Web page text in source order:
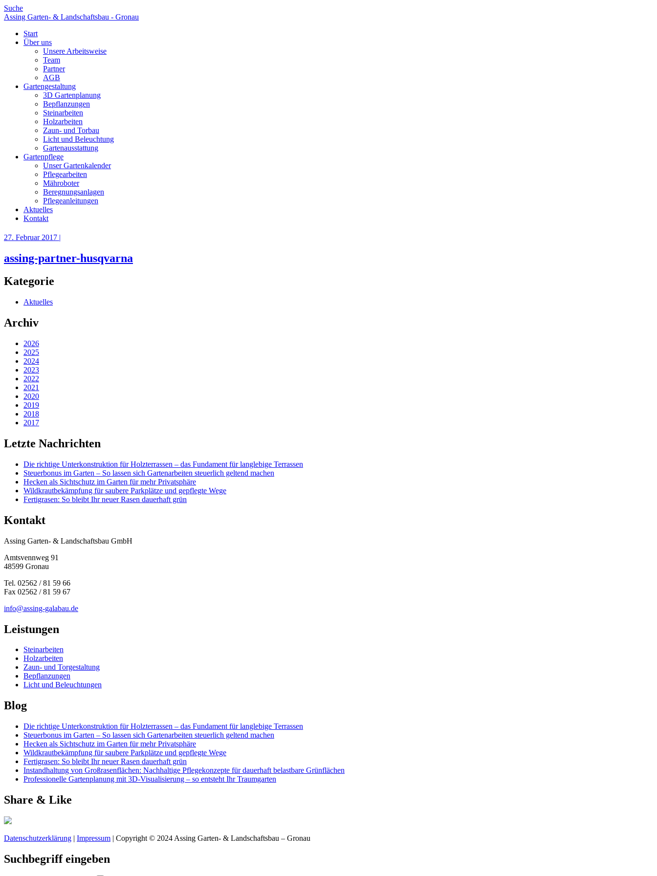
Suche
Assing Garten- & Landschaftsbau - Gronau
Start
Über uns
Unsere Arbeitsweise
Team
Partner
AGB
Gartengestaltung
3D Gartenplanung
Bepflanzungen
Steinarbeiten
Holzarbeiten
Zaun- und Torbau
Licht und Beleuchtung
Gartenausstattung
Gartenpflege
Unser Gartenkalender
Pflegearbeiten
Mähroboter
Beregnungsanlagen
Pflegeanleitungen
Aktuelles
Kontakt
27. Februar 2017 |
assing-partner-husqvarna
Kategorie
Aktuelles
Archiv
2026
2025
2024
2023
2022
2021
2020
2019
2018
2017
Letzte Nachrichten
Die richtige Unterkonstruktion für Holzterrassen – das Fundament für langlebige Terrassen
Steuerbonus im Garten – So lassen sich Gartenarbeiten steuerlich geltend machen
Hecken als Sichtschutz im Garten für mehr Privatsphäre
Wildkrautbekämpfung für saubere Parkplätze und gepflegte Wege
Fertigrasen: So bleibt Ihr neuer Rasen dauerhaft grün
Kontakt
Assing Garten- & Landschaftsbau GmbH
Amtsvennweg 91
48599 Gronau
Tel. 02562 / 81 59 66
Fax 02562 / 81 59 67
info@assing-galabau.de
Leistungen
Steinarbeiten
Holzarbeiten
Zaun- und Torgestaltung
Bepflanzungen
Licht und Beleuchtungen
Blog
Die richtige Unterkonstruktion für Holzterrassen – das Fundament für langlebige Terrassen
Steuerbonus im Garten – So lassen sich Gartenarbeiten steuerlich geltend machen
Hecken als Sichtschutz im Garten für mehr Privatsphäre
Wildkrautbekämpfung für saubere Parkplätze und gepflegte Wege
Fertigrasen: So bleibt Ihr neuer Rasen dauerhaft grün
Instandhaltung von Großrasenflächen: Nachhaltige Pflegekonzepte für dauerhaft belastbare Grünflächen
Professionelle Gartenplanung mit 3D-Visualisierung – so entsteht Ihr Traumgarten
Share & Like
Datenschutzerklärung | Impressum | Copyright © 2024 Assing Garten- & Landschaftsbau – Gronau
Suchbegriff eingeben